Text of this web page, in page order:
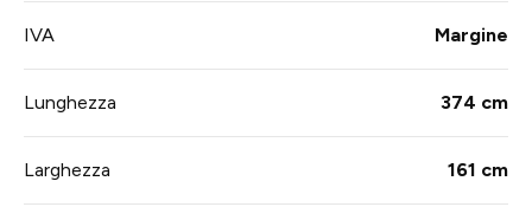
IVA Margine
Lunghezza 374 cm
Larghezza 161 cm